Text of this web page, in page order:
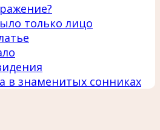
только лицо
в знаменитых сонниках